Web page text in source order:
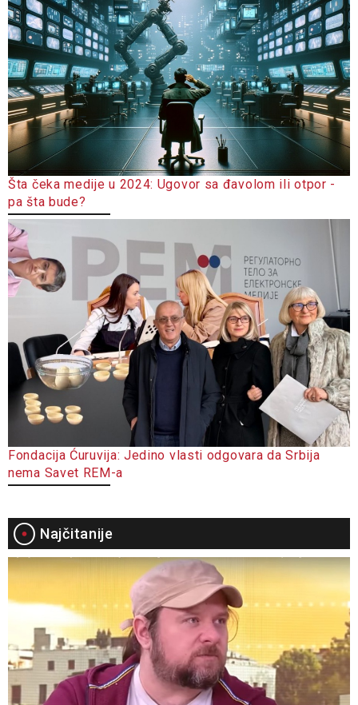
Šta čeka medije u 2024: Ugovor sa đavolom ili otpor -
pa šta bude?
Fondacija Ćuruvija: Jedino vlasti odgovara da Srbija
nema Savet REM-a
Najčitanije